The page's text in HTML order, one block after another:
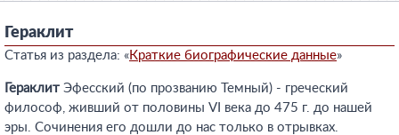
Гераклит
Статья из раздела: «Краткие биографические данные»
Гераклит Эфесский (по прозванию Темный) - греческий
философ, живший от половины VI века до 475 г. до нашей
эры. Сочинения его дошли до нас только в отрывках.